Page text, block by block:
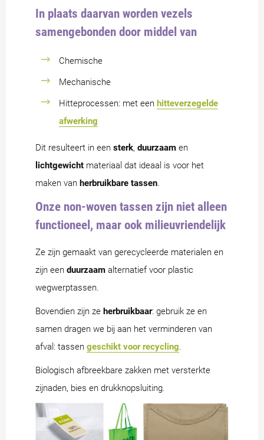
In plaats daarvan worden vezels
samengebonden door middel van
Chemische
Mechanische
Hitteprocessen: met een hitteverzegelde
afwerking
Dit resulteert in een sterk, duurzaam en
lichtgewicht materiaal dat ideaal is voor het
maken van herbruikbare tassen.
Onze non-woven tassen zijn niet alleen
functioneel, maar ook milieuvriendelijk
Ze zijn gemaakt van gerecycleerde materialen en
zijn een duurzaam alternatief voor plastic
wegwerptassen.
Bovendien zijn ze herbruikbaar: gebruik ze en
samen dragen we bij aan het verminderen van
afval: tassen geschikt voor recycling.
Biologisch afbreekbare zakken met versterkte
zijnaden, bies en drukknopsluiting.